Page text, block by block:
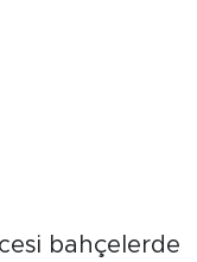
bahçelerde